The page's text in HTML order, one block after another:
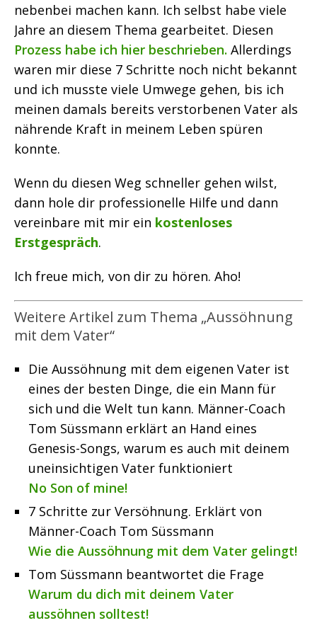
nebenbei machen kann. Ich selbst habe viele
Jahre an diesem Thema gearbeitet. Diesen
Prozess habe ich hier beschrieben. Allerdings
waren mir diese 7 Schritte noch nicht bekannt
und ich musste viele Umwege gehen, bis ich
meinen damals bereits verstorbenen Vater als
nährende Kraft in meinem Leben spüren
konnte.
Wenn du diesen Weg schneller gehen wilst,
dann hole dir professionelle Hilfe und dann
vereinbare mit mir ein kostenloses
Erstgespräch.
Ich freue mich, von dir zu hören. Aho!
Weitere Artikel zum Thema „Aussöhnung
mit dem Vater“
Die Aussöhnung mit dem eigenen Vater ist
eines der besten Dinge, die ein Mann für
sich und die Welt tun kann. Männer-Coach
Tom Süssmann erklärt an Hand eines
Genesis-Songs, warum es auch mit deinem
uneinsichtigen Vater funktioniert
No Son of mine!
7 Schritte zur Versöhnung. Erklärt von
Männer-Coach Tom Süssmann
Wie die Aussöhnung mit dem Vater gelingt!
Tom Süssmann beantwortet die Frage
Warum du dich mit deinem Vater
aussöhnen solltest!